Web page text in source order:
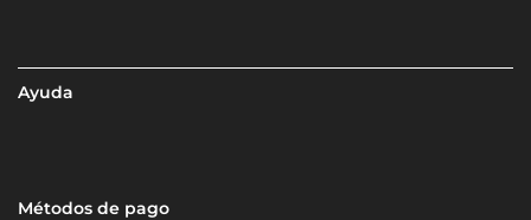
Ayuda
Métodos de pago